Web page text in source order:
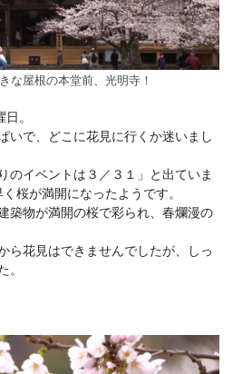
な屋根の本堂前、光明寺！
。
いで、どこに花見に行くか迷いまし
のイベントは３／３１」と出ていま
桜が満開になったようです。
築物が満開の桜で彩られ、春爛漫の
ら花見はできませんでしたが、しっ
。